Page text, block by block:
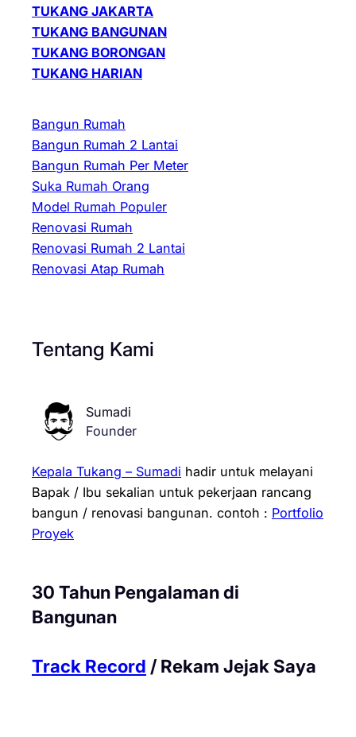
TUKANG JAKARTA
TUKANG BANGUNAN
TUKANG BORONGAN
TUKANG HARIAN
Bangun Rumah
Bangun Rumah 2 Lantai
Bangun Rumah Per Meter
Suka Rumah Orang
Model Rumah Populer
Renovasi Rumah
Renovasi Rumah 2 Lantai
Renovasi Atap Rumah
Tentang Kami
Sumadi
Founder
Kepala Tukang – Sumadi hadir untuk melayani
Bapak / Ibu sekalian untuk pekerjaan rancang
bangun / renovasi bangunan. contoh : Portfolio
Proyek
30 Tahun Pengalaman di
Bangunan
Track Record / Rekam Jejak Saya